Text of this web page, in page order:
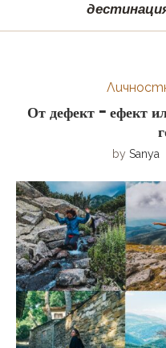
От дефект – ефект
by Sanya